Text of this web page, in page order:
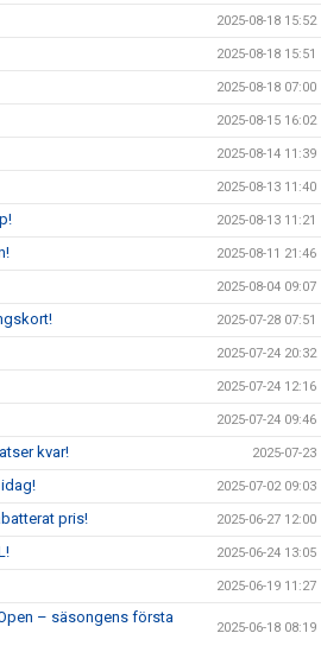
2025-08-18 15:52
2025-08-18 15:51
2025-08-18 07:00
2025-08-15 16:02
2025-08-14 11:39
2025-08-13 11:40
2025-08-13 11:21
2025-08-11 21:46
2025-08-04 09:07
2025-07-28 07:51
2025-07-24 20:32
2025-07-24 12:16
2025-07-24 09:46
kvar! 2025-07-23
2025-07-02 09:03
pris! 2025-06-27 12:00
2025-06-24 13:05
2025-06-19 11:27
– säsongens första
2025-06-18 08:19